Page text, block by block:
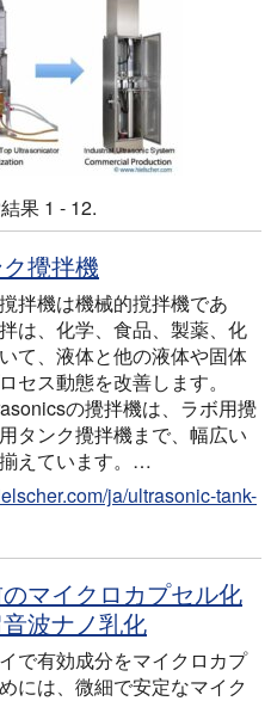
果 1 - 12.
攪拌機
拌機は機械的撹拌機であ
は、化学、食品、製薬、化
て、液体と他の液体や固体
セス動態を改善します。
の攪拌機は、ラボ用攪
タンク攪拌機まで、幅広い
えています。…
ja/ultrasonic-tank-
マイクロカプセル化
波ナノ乳化
で有効成分をマイクロカプ
には、微細で安定なマイク